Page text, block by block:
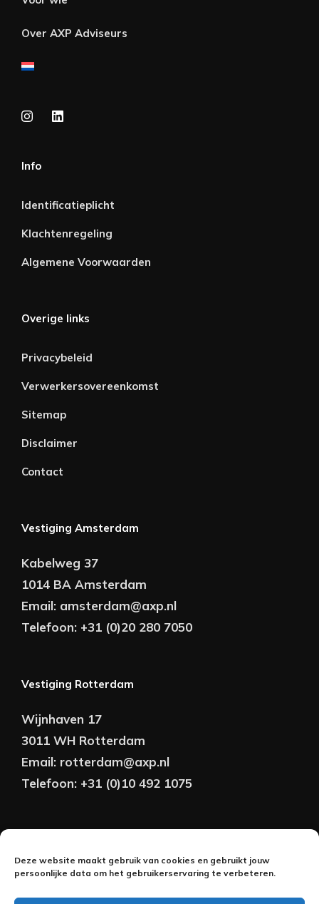
Deze website maakt gebruik van cookies en gebruikt jouw
persoonlijke data om het gebruikerservaring te verbeteren.
Over AXP Adviseurs
Info
Identificatieplicht
Klachtenregeling
Algemene Voorwaarden
Overige links
Privacybeleid
Verwerkersovereenkomst
Sitemap
Disclaimer
Contact
Vestiging Amsterdam
Kabelweg 37
1014 BA Amsterdam
Email: amsterdam@axp.nl
Telefoon: +31 (0)20 280 7050
Vestiging Rotterdam
Wijnhaven 17
3011 WH Rotterdam
Email: rotterdam@axp.nl
Telefoon: +31 (0)10 492 1075
Onderhoud: